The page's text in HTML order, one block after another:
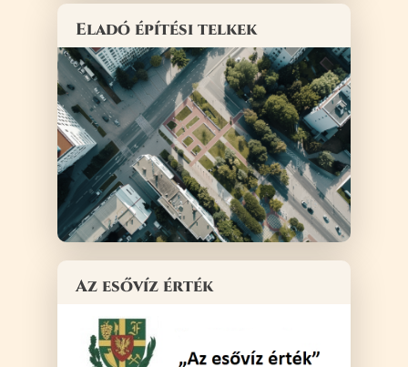
Eladó építési telkek
Az esővíz érték